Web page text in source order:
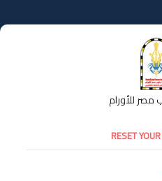
للأورام
RESET